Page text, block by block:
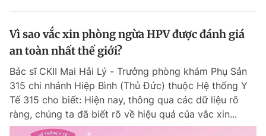
Đọc Thanh Niên trên điện thoại
Vì sao vắc xin phòng ngừa HPV được đánh giá
an toàn nhất thế giới?
Bác sĩ CKII Mai Hải Lý - Trưởng phòng khám Phụ Sản
315 chi nhánh Hiệp Bình (Thủ Đức) thuộc Hệ thống Y
Tế 315 cho biết: Hiện nay, thông qua các dữ liệu rõ
ràng, chúng ta đã biết rõ về hiệu quả của vắc xin...